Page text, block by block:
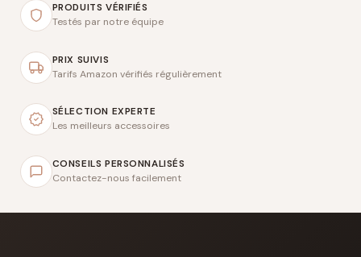
PRODUITS VÉRIFIÉS
Testés par notre équipe
PRIX SUIVIS
Tarifs Amazon vérifiés régulièrement
SÉLECTION EXPERTE
Les meilleurs accessoires
CONSEILS PERSONNALISÉS
Contactez-nous facilement